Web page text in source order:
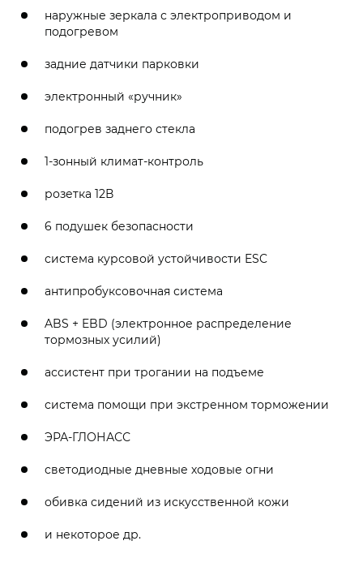
наружные зеркала с электроприводом и
подогревом
задние датчики парковки
электронный «ручник»
подогрев заднего стекла
1-зонный климат-контроль
розетка 12В
6 подушек безопасности
система курсовой устойчивости ESC
антипробуксовочная система
ABS + EBD (электронное распределение
тормозных усилий)
ассистент при трогании на подъеме
система помощи при экстренном торможении
ЭРА-ГЛОНАСС
светодиодные дневные ходовые огни
обивка сидений из искусственной кожи
и некоторое др.